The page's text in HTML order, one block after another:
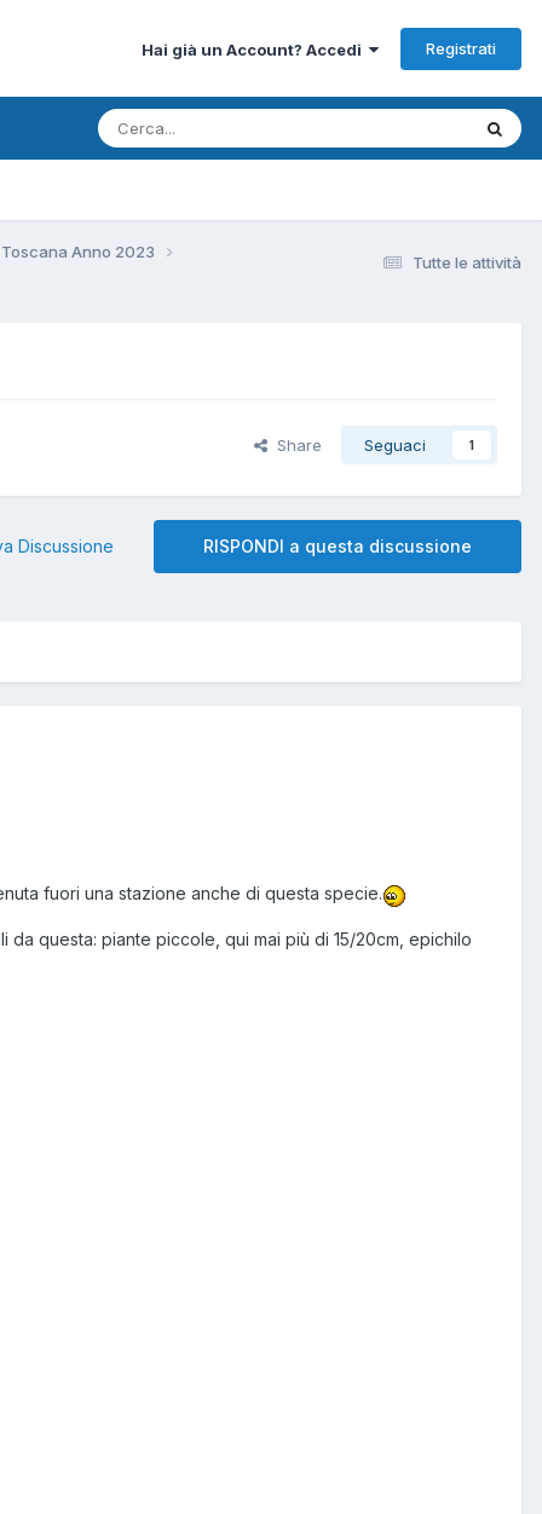
Hai già un Account? Accedi Registrati
Tutte le attività
Anno 2023
Share Seguaci 1
RISPONDI a questa discussione
Discussione
fuori una stazione anche di questa specie.
questa: piante piccole, qui mai più di 15/20cm, epichilo